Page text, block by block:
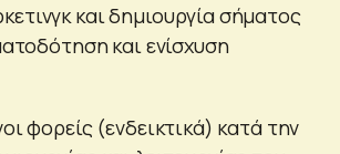
και δημιουργία σήματος
και ενίσχυση
φορείς (ενδεικτικά) κατά την